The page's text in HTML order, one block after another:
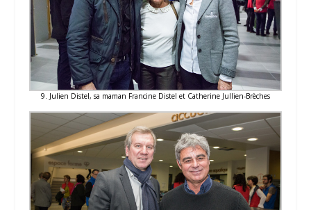
9. Julien Distel, sa maman Francine Distel et Catherine Jullien-Brèches